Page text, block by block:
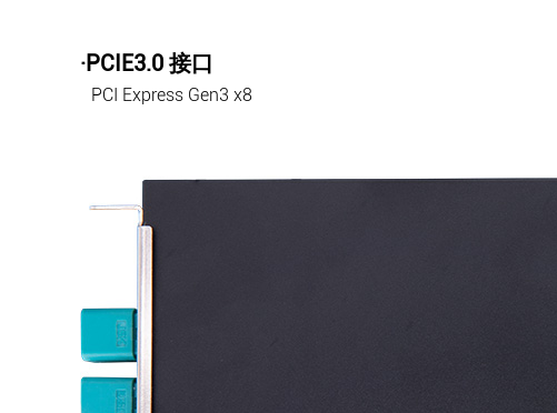
·PCIE3.0 接口
PCI Express Gen3 x8